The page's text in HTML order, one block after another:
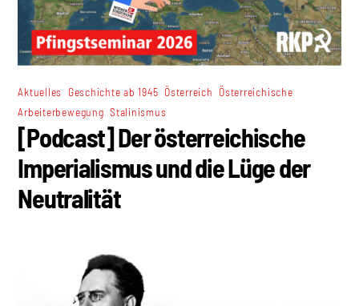
Aktuelles Geschichte ab 1945 Österreich Österreichische
Arbeiterbewegung ,Stalinismus
[Podcast] Der österreichische
Imperialismus und die Lüge der
Neutralität